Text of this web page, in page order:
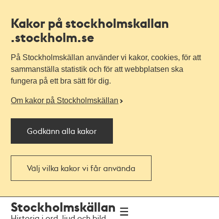
Kakor på stockholmskallan
.stockholm.se
På Stockholmskällan använder vi kakor, cookies, för att
sammanställa statistik och för att webbplatsen ska
fungera på ett bra sätt för dig.
Om kakor på Stockholmskällan
Godkänn alla kakor
Välj vilka kakor vi får använda
navigationen
huvudinnehållet
Stockholmskällan